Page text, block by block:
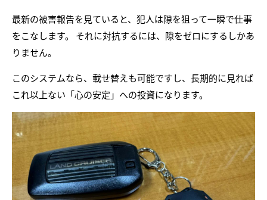
最新の被害報告を見ていると、犯人は隙を狙って一瞬で仕事
をこなします。 それに対抗するには、隙をゼロにするしかあ
りません。
このシステムなら、載せ替えも可能ですし、長期的に見れば
これ以上ない「心の安定」への投資になります。